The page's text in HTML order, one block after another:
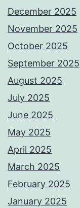
December 2025
November 2025
October 2025
September 2025
August 2025
July 2025
June 2025
May 2025
April 2025
March 2025
February 2025
January 2025